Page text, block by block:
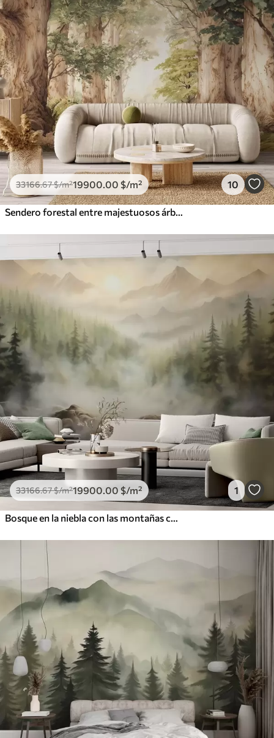
33166.67$/m²19900 .00 $/m² 10
33166.67$/m²19900 .00 $/m² 1